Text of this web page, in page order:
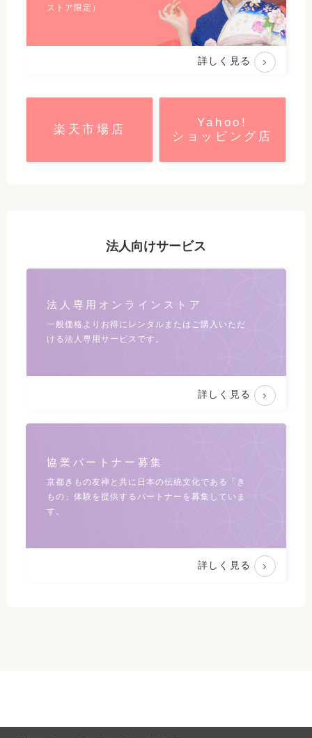
ストア限定）
詳しく見る
楽天市場店
Yahoo!
ショッピング店
法人向けサービス
法人専用オンラインストア
一般価格よりお得にレンタルまたは ご購入いただ
ける法人専用サービスです。
詳しく見る
協業パートナー募集
京都きもの友禅と共に日本の伝統文化である
「き
もの」体験を提供するパートナーを募集していま
す。
詳しく見る